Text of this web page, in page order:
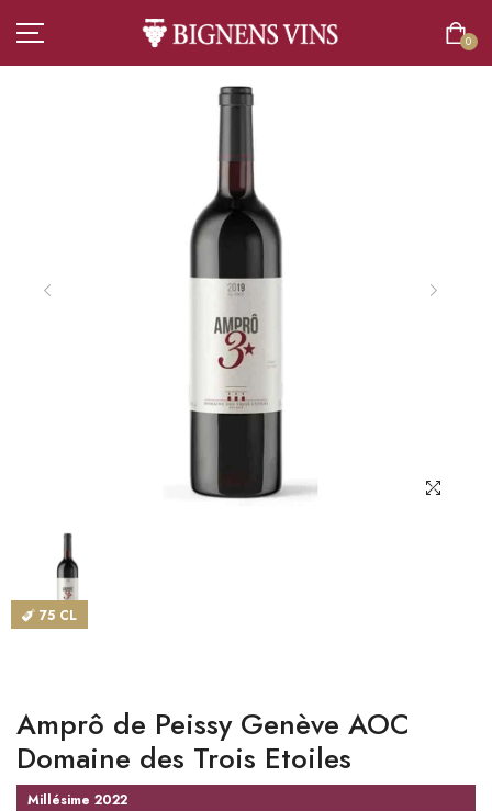
0
TOUT L’ASSORTIMENT
VINS
BOISSONS SANS ALCOOL
CATALOGUES
MAGASINS
CONTACT
Langue
Devise
75 CL
Amprô de Peissy Genève AOC
Domaine des Trois Etoiles
Millésime 2022